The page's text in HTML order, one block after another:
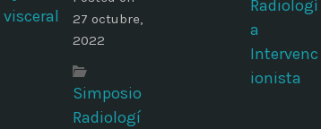
27 octubre,
2022
Simposio
Radiologí
Radiologí
a
Intervenc
ionista